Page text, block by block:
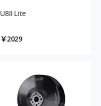
U8Ⅱ Lite
￥2029